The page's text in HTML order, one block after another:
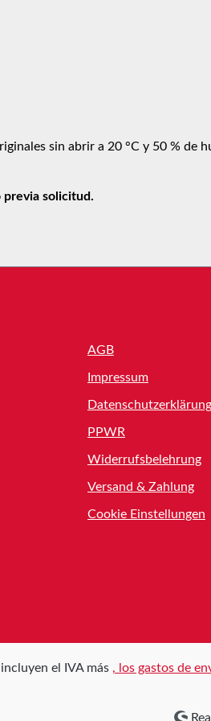
sin abrir a 20 °C y 50 % de
previa solicitud.
AGB
Impressum
Datenschutzerklärung
PPWR
Widerrufsbelehrung
Versand & Zahlung
Cookie Einstellungen
el IVA más , los gastos de